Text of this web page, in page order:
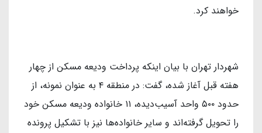
خواهند کرد.
شهردار تهران با بیان اینکه پرداخت ودیعه مسکن از چهار
هفته قبل آغاز شده، گفت: در منطقه ۴ به عنوان نمونه، از
حدود ۵۰۰ واحد آسیب‌دیده، ۱۱ خانواده ودیعه مسکن خود
را تحویل گرفته‌اند و سایر خانواده‌ها نیز با تشکیل پرونده